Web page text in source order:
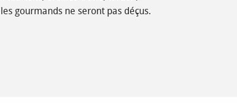
gourmands ne seront pas déçus.